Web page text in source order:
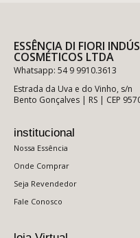
ESSÊNCIA DI FIORI
COSMÉTICOS LTDA
Whatsapp: 54 9 9910.3613
Estrada da Uva e do Vinho, s/n
Bento Gonçalves | RS | CEP
institucional
Nossa Essência
Onde Comprar
Seja Revendedor
Fale Conosco